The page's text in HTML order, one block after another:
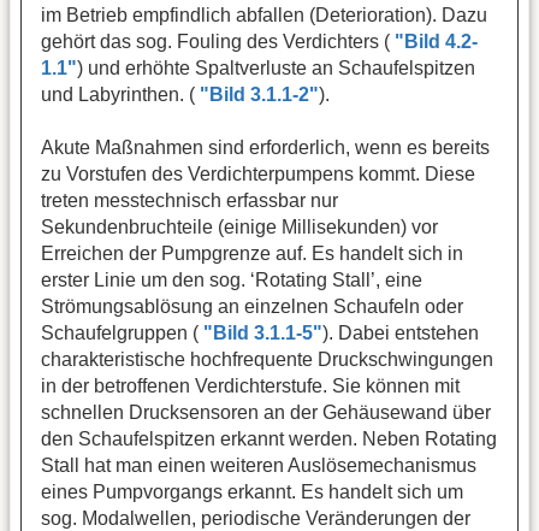
im Betrieb empfindlich abfallen (Deterioration). Dazu
gehört das sog. Fouling des Verdichters ( "Bild 4.2-
1.1") und erhöhte Spaltverluste an Schaufelspitzen
und Labyrinthen. ( "Bild 3.1.1-2").
Akute Maßnahmen sind erforderlich, wenn es bereits
zu Vorstufen des Verdichterpumpens kommt. Diese
treten messtechnisch erfassbar nur
Sekundenbruchteile (einige Millisekunden) vor
Erreichen der Pumpgrenze auf. Es handelt sich in
erster Linie um den sog. ‘Rotating Stall’, eine
Strömungsablösung an einzelnen Schaufeln oder
Schaufelgruppen ( "Bild 3.1.1-5"). Dabei entstehen
charakteristische hochfrequente Druckschwingungen
in der betroffenen Verdichterstufe. Sie können mit
schnellen Drucksensoren an der Gehäusewand über
den Schaufelspitzen erkannt werden. Neben Rotating
Stall hat man einen weiteren Auslösemechanismus
eines Pumpvorgangs erkannt. Es handelt sich um
sog. Modalwellen, periodische Veränderungen der